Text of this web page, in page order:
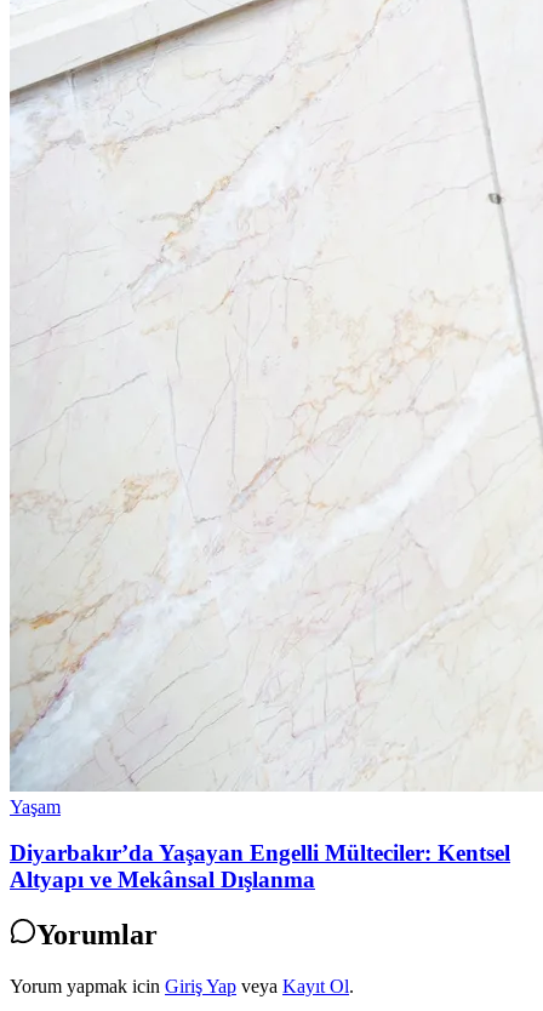
Yaşam
Diyarbakır’da Yaşayan Engelli Mülteciler: Kentsel
Altyapı ve Mekânsal Dışlanma
Yorumlar
Yorum yapmak icin Giriş Yap veya Kayıt Ol.